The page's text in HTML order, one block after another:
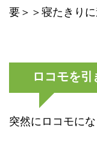
要＞＞寝たきりに
ロコモを引
突然にロコモにな